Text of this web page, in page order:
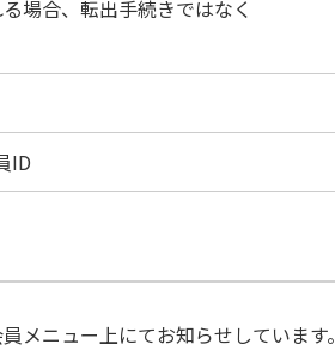
場合、転出手続きではなく
ID
メニュー上にてお知らせしています。